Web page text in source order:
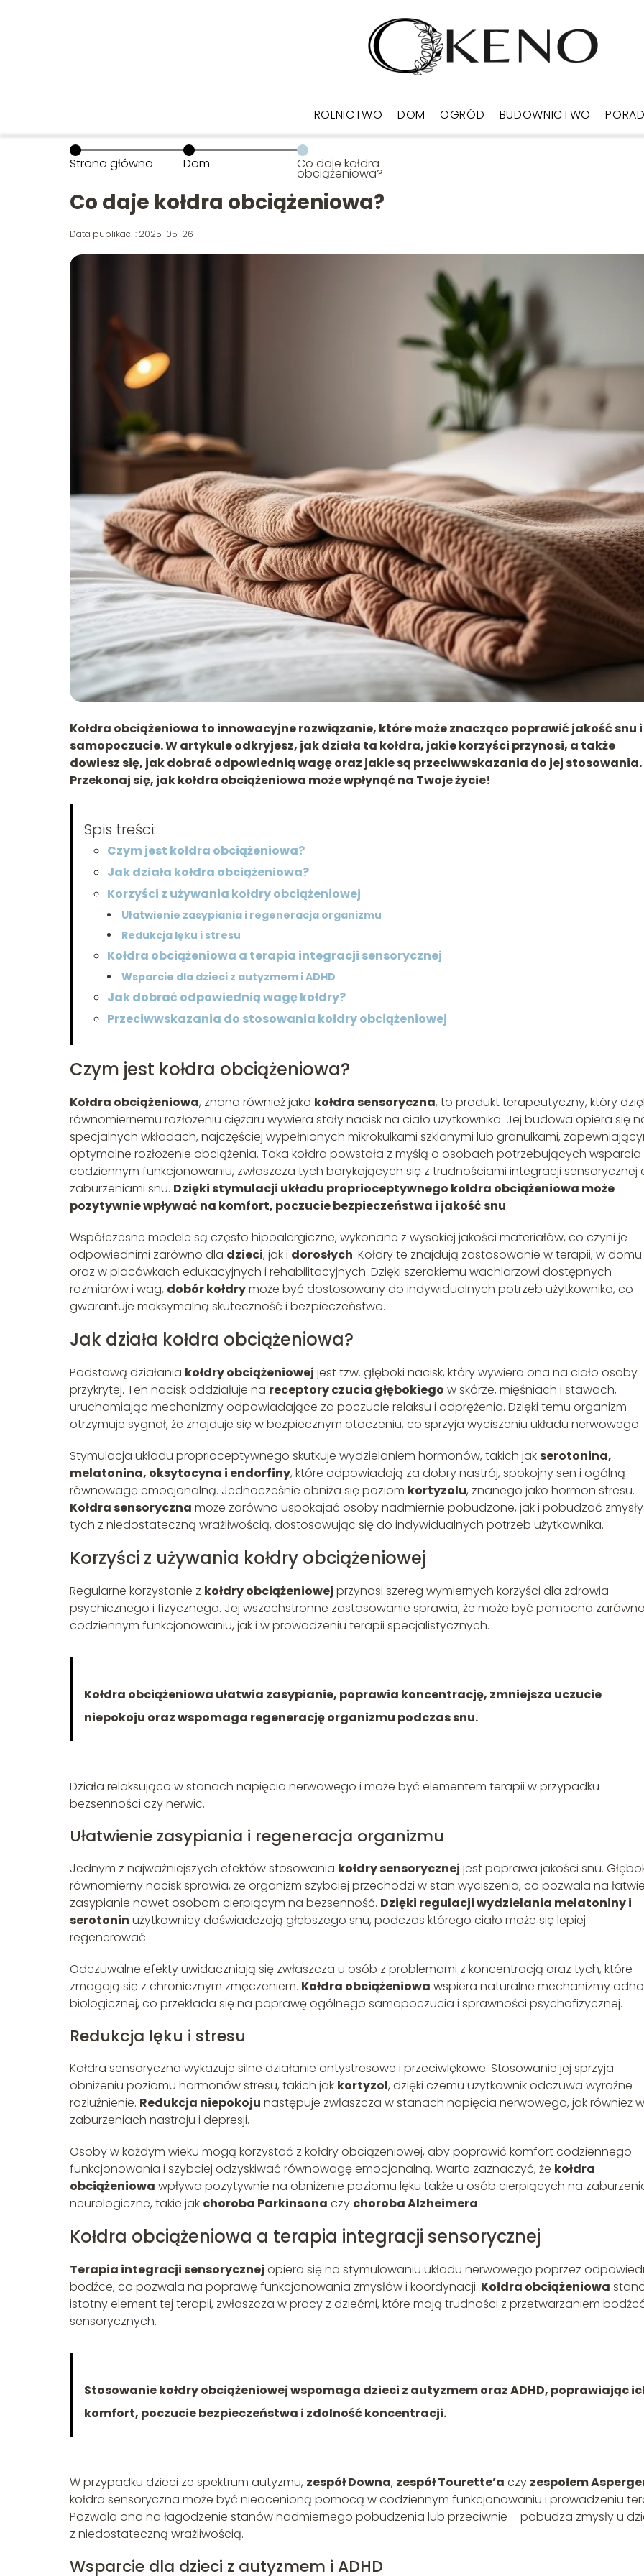
ROLNICTWO DOM OGRÓD BUDOWNICTWO
Strona główna Dom Co daje kołdra
obciążeniowa?
Co daje kołdra obciążeniowa?
Data publikacji: 2025-05-26
Kołdra obciążeniowa to innowacyjne rozwiązanie, które może znacząco poprawić jakość snu i
samopoczucie. W artykule odkryjesz, jak działa ta kołdra, jakie korzyści przynosi, a także
dowiesz się, jak dobrać odpowiednią wagę oraz jakie są przeciwwskazania do jej stosowania.
Przekonaj się, jak kołdra obciążeniowa może wpłynąć na Twoje życie!
Spis treści:
Czym jest kołdra obciążeniowa?
Jak działa kołdra obciążeniowa?
Korzyści z używania kołdry obciążeniowej
Ułatwienie zasypiania i regeneracja organizmu
Redukcja lęku i stresu
Kołdra obciążeniowa a terapia integracji sensorycznej
Wsparcie dla dzieci z autyzmem i ADHD
Jak dobrać odpowiednią wagę kołdry?
Przeciwwskazania do stosowania kołdry obciążeniowej
Czym jest kołdra obciążeniowa?
Kołdra obciążeniowa, znana również jako kołdra sensoryczna, to produkt terapeutyczny, który
równomiernemu rozłożeniu ciężaru wywiera stały nacisk na ciało użytkownika. Jej budowa opiera się
specjalnych wkładach, najczęściej wypełnionych mikrokulkami szklanymi lub granulkami,
optymalne rozłożenie obciążenia. Taka kołdra powstała z myślą o osobach potrzebujących wsparcia
codziennym funkcjonowaniu, zwłaszcza tych borykających się z trudnościami integracji sensorycznej
zaburzeniami snu. Dzięki stymulacji układu proprioceptywnego kołdra obciążeniowa może
pozytywnie wpływać na komfort, poczucie bezpieczeństwa i jakość snu.
Współczesne modele są często hipoalergiczne, wykonane z wysokiej jakości materiałów, co czyni je
odpowiednimi zarówno dla dzieci, jak i dorosłych. Kołdry te znajdują zastosowanie w terapii, w domu
oraz w placówkach edukacyjnych i rehabilitacyjnych. Dzięki szerokiemu wachlarzowi dostępnych
rozmiarów i wag, dobór kołdrymoże być dostosowany do indywidualnych potrzeb użytkownika, co
gwarantuje maksymalną skuteczność i bezpieczeństwo.
Jak działa kołdra obciążeniowa?
Podstawą działania kołdry obciążeniowej jest tzw. głęboki nacisk, który wywiera ona na ciało osoby
przykrytej. Ten nacisk oddziałuje na receptory czucia głębokiego w skórze, mięśniach i stawach,
uruchamiając mechanizmy odpowiadające za poczucie relaksu i odprężenia. Dzięki temu organizm
otrzymuje sygnał, że znajduje się w bezpiecznym otoczeniu, co sprzyja wyciszeniu układu nerwowego.
Stymulacja układu proprioceptywnego skutkuje wydzielaniem hormonów, takich jakserotonina,
melatonina, oksytocyna i endorfiny, które odpowiadają za dobry nastrój, spokojny sen i ogólną
równowagę emocjonalną. Jednocześnie obniża się poziom kortyzolu, znanego jako hormon stresu.
Kołdra sensoryczna może zarówno uspokajać osoby nadmiernie pobudzone, jak i pobudzać zmysły
tych z niedostateczną wrażliwością, dostosowując się do indywidualnych potrzeb użytkownika.
Korzyści z używania kołdry obciążeniowej
Regularne korzystanie z kołdry obciążeniowej przynosi szereg wymiernych korzyści dla zdrowia
psychicznego i fizycznego. Jej wszechstronne zastosowanie sprawia, że może być pomocna
codziennym funkcjonowaniu, jak i w prowadzeniu terapii specjalistycznych.
Kołdra obciążeniowa ułatwia zasypianie, poprawia koncentrację, zmniejsza uczucie
niepokoju oraz wspomaga regenerację organizmu podczas snu.
Działa relaksująco w stanach napięcia nerwowego i może być elementem terapii w przypadku
bezsenności czy nerwic.
Ułatwienie zasypiania i regeneracja organizmu
Jednym z najważniejszych efektów stosowania kołdry sensorycznej jest poprawa jakości snu.
równomierny nacisk sprawia, że organizm szybciej przechodzi w stan wyciszenia, co pozwala na
zasypianie nawet osobom cierpiącym na bezsenność. Dzięki regulacji wydzielania melatoniny i
serotonin użytkownicy doświadczają głębszego snu, podczas którego ciało może się lepiej
regenerować.
Odczuwalne efekty uwidaczniają się zwłaszcza u osób z problemami z koncentracją oraz tych, które
zmagają się z chronicznym zmęczeniem. Kołdra obciążeniowa wspiera naturalne mechanizmy
biologicznej, co przekłada się na poprawę ogólnego samopoczucia i sprawności psychofizycznej.
Redukcja lęku i stresu
Kołdra sensoryczna wykazuje silne działanie antystresowe i przeciwlękowe. Stosowanie jej sprzyja
obniżeniu poziomu hormonów stresu, takich jak kortyzol, dzięki czemu użytkownik odczuwa wyraźne
rozluźnienie. Redukcja niepokoju następuje zwłaszcza w stanach napięcia nerwowego, jak również w
zaburzeniach nastroju i depresji.
Osoby w każdym wieku mogą korzystać z kołdry obciążeniowej, aby poprawić komfort codziennego
funkcjonowania i szybciej odzyskiwać równowagę emocjonalną. Warto zaznaczyć, że kołdra
obciążeniowa wpływa pozytywnie na obniżenie poziomu lęku także u osób cierpiących na
neurologiczne, takie jak choroba Parkinsona czy choroba Alzheimera.
Kołdra obciążeniowa a terapia integracji sensorycznej
Terapia integracji sensorycznej opiera się na stymulowaniu układu nerwowego poprzez
bodźce, co pozwala na poprawę funkcjonowania zmysłów i koordynacji. Kołdra obciążeniowa
istotny element tej terapii, zwłaszcza w pracy z dziećmi, które mają trudności z przetwarzaniem
sensorycznych.
Stosowanie kołdry obciążeniowej wspomaga dzieci z autyzmem oraz ADHD, poprawiając
komfort, poczucie bezpieczeństwa i zdolność koncentracji.
W przypadku dzieci ze spektrum autyzmu, zespół Downa, zespół Tourette’a czy zespołem
kołdra sensoryczna może być nieocenioną pomocą w codziennym funkcjonowaniu i prowadzeniu
Pozwala ona na łagodzenie stanów nadmiernego pobudzenia lub przeciwnie – pobudza zmysły u
z niedostateczną wrażliwością.
Wsparcie dla dzieci z autyzmem i ADHD